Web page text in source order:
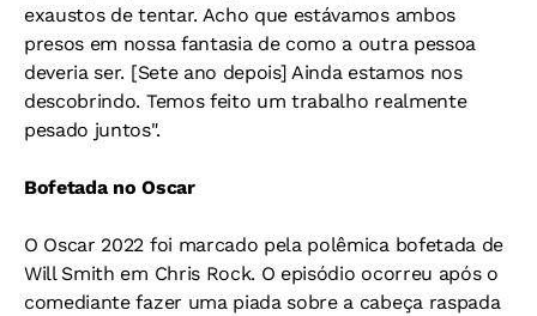
exaustos de tentar. Acho que estávamos ambos
presos em nossa fantasia de como a outra pessoa
deveria ser. [Sete ano depois] Ainda estamos nos
descobrindo. Temos feito um trabalho realmente
pesado juntos".
Bofetada no Oscar
O Oscar 2022 foi marcado pela polêmica bofetada de
Will Smith em Chris Rock. O episódio ocorreu após o
comediante fazer uma piada sobre a cabeça raspada